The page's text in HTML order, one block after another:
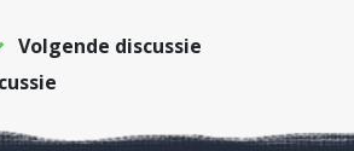
Volgende discussie